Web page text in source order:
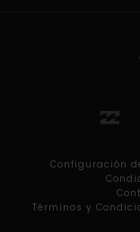
Configuración
Términos y